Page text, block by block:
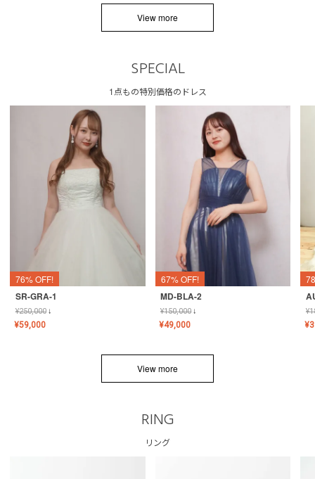
View more
SPECIAL
1点もの特別価格のドレス
76% OFF!
SR-GRA-1
¥250,000↓
¥59,000
67% OFF!
MD-BLA-2
¥150,000↓
¥49,000
¥
¥
View more
RING
リング